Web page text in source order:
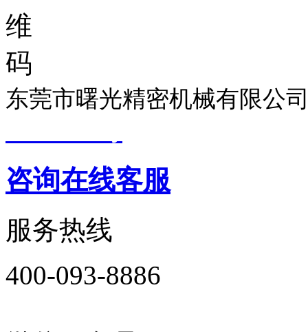
东莞市曙光精密机械有限公
咨询在线客服
服务热线
400-093-8886